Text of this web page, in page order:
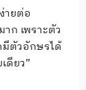
ายต่อ
ก เพราะตัว
ตัวอักษรได้
ดียว”